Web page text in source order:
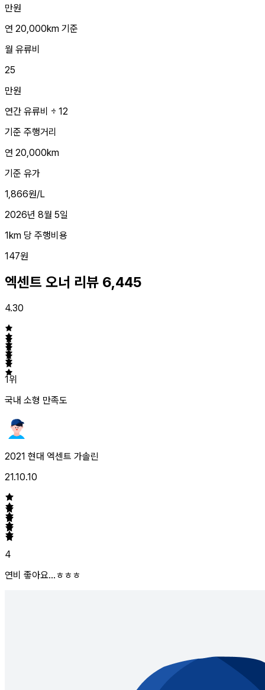
만원
연 20,000km 기준
월 유류비
25
만원
연간 유류비 ÷ 12
기준 주행거리
연 20,000km
기준 유가
1,866원/L
2026년 8월 5일
1km 당 주행비용
147원
엑센트 오너 리뷰 6,445
4.30
1위
국내 소형 만족도
2021 현대 엑센트 가솔린
21.10.10
4
연비 좋아요...ㅎㅎㅎ